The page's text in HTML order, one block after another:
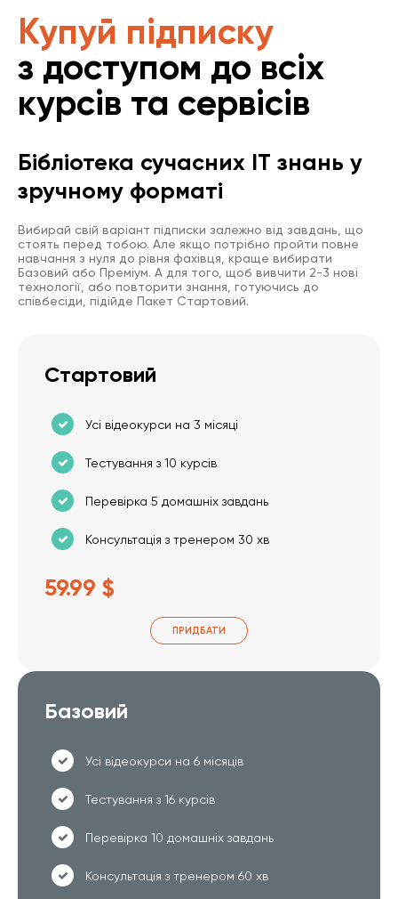
Купуй підписку
з доступом до всіх
курсів та сервісів
Бібліотека сучасних IT знань у
зручному форматі
Вибирай свій варіант підписки залежно від завдань, що
стоять перед тобою. Але якщо потрібно пройти повне
навчання з нуля до рівня фахівця, краще вибирати
Базовий або Преміум. А для того, щоб вивчити 2-3 нові
технології, або повторити знання, готуючись до
співбесіди, підійде Пакет Стартовий.
Стартовий
Усі відеокурси на 3 місяці
Тестування з 10 курсів
Перевірка 5 домашніх завдань
Консультація з тренером 30 хв
59.99 $
ПРИДБАТИ
Базовий
Усі відеокурси на 6 місяців
Тестування з 16 курсів
Перевірка 10 домашніх завдань
Консультація з тренером 60 хв